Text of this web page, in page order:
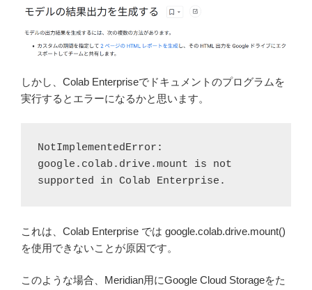
しかし、Colab Enterpriseでドキュメントのプログラムを
実行するとエラーになるかと思います。
NotImplementedError:
google.colab.drive.mount is not
supported in Colab Enterprise.
これは、Colab Enterprise では google.colab.drive.mount()
を使用できないことが原因です。
このような場合、Meridian用にGoogle Cloud Storageをた